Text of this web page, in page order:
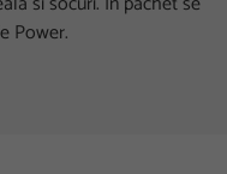
Power.